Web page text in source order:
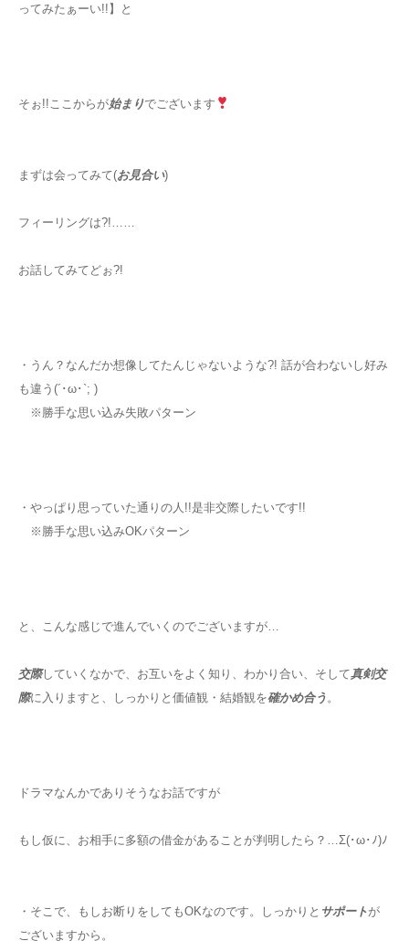
ってみたぁーい!!】と
そぉ!!ここからが始まりでございます
まずは会ってみて(お見合い)
フィーリングは?!……
お話してみてどぉ?!
・うん？なんだか想像してたんじゃないような?! 話が合わないし好み
も違う(´･ω･`; )
※勝手な思い込み失敗パターン
・やっぱり思っていた通りの人!!是非交際したいです!!
※勝手な思い込みOKパターン
と、こんな感じで進んでいくのでございますが…
交際していくなかで、お互いをよく知り、わかり合い、そして真剣交
際に入りますと、しっかりと価値観・結婚観を確かめ合う 。
ドラマなんかでありそうなお話ですが
もし仮に、お相手に多額の借金があることが判明したら？…Σ(･ω･ﾉ)ﾉ
・そこで、もしお断りをしてもOKなのです。しっかりと サポートが
ございますから。